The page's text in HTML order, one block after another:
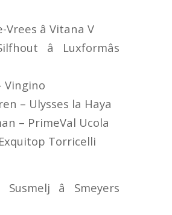
â Vitana V
â Luxformâs
Vingino
– Ulysses la Haya
– PrimeVal Ucola
Torricelli
â Smeyers